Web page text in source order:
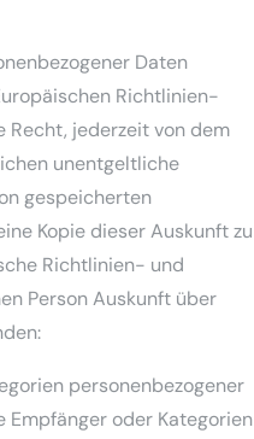
Daten
Richtlinien-
Recht, jederzeit von dem
unentgeltliche
gespeicherten
Kopie dieser Auskunft zu
Richtlinien- und
Person Auskunft über
personenbezogener
oder Kategorien